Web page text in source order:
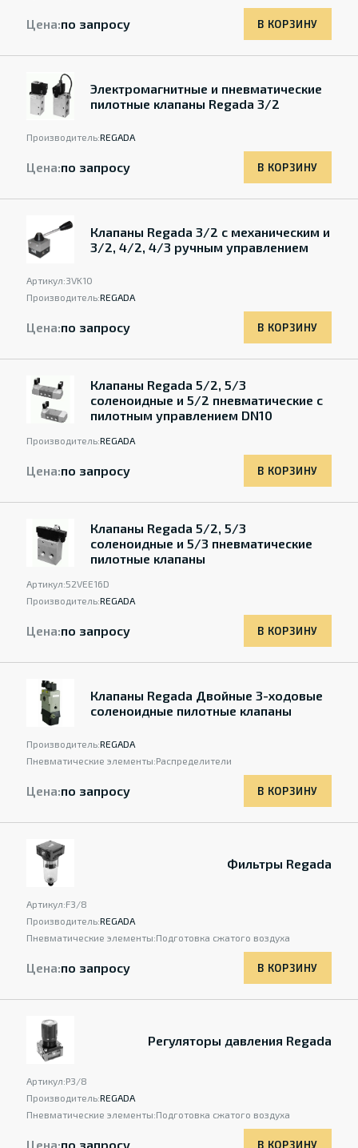
Цена:по запросу В КОРЗИНУ
Электромагнитные и пневматические
пилотные клапаны Regada 3/2
Производитель:REGADA
Цена:по запросу В КОРЗИНУ
Клапаны Regada 3/2 с механическим и
3/2, 4/2, 4/3 ручным управлением
Артикул:3VK10
Производитель:REGADA
Цена:по запросу В КОРЗИНУ
Клапаны Regada 5/2, 5/3
соленоидные и 5/2 пневматические с
пилотным управлением DN10
Производитель:REGADA
Цена:по запросу В КОРЗИНУ
Клапаны Regada 5/2, 5/3
соленоидные и 5/3 пневматические
пилотные клапаны
Артикул:52VEE16D
Производитель:REGADA
Цена:по запросу В КОРЗИНУ
Клапаны Regada Двойные 3-ходовые
соленоидные пилотные клапаны
Производитель:REGADA
Пневматические элементы:Распределители
Цена:по запросу В КОРЗИНУ
Фильтры Regada
Артикул:F3/8
Производитель:REGADA
Пневматические элементы:Подготовка сжатого воздуха
Цена:по запросу В КОРЗИНУ
Регуляторы давления Regada
Артикул:Р3/8
Производитель:REGADA
Пневматические элементы:Подготовка сжатого воздуха
Цена:по запросу В КОРЗИНУ